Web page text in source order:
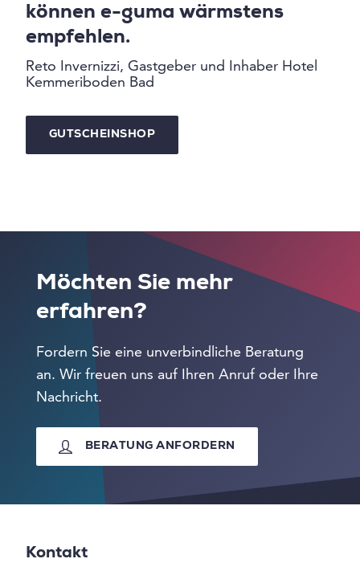
können e-guma wärmstens
empfehlen.
Reto Invernizzi, Gastgeber und Inhaber Hotel
Kemmeriboden Bad
GUTSCHEINSHOP
Möchten Sie mehr
erfahren?
Fordern Sie eine unverbindliche Beratung
an. Wir freuen uns auf Ihren Anruf oder Ihre
Nachricht.
BERATUNG ANFORDERN
Kontakt